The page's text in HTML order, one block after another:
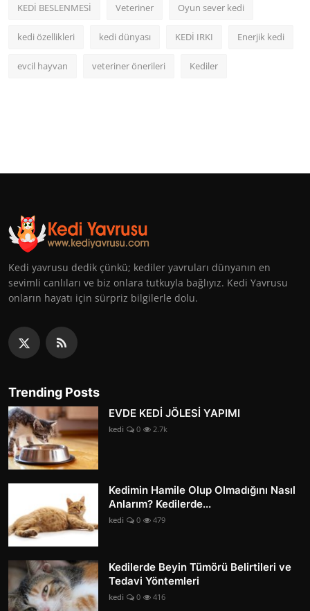
KEDİ BESLENMESİ Veteriner Oyun sever kedi
kedi özellikleri kedi dünyası KEDİ IRKI Enerjik kedi
evcil hayvan veteriner önerileri Kediler
Kedi yavrusu dedik çünkü; kediler yavruları dünyanın en
sevimli canlıları ve biz onlara tutkuyla bağlıyız. Kedi Yavrusu
onların hayatı için sürpriz bilgilerle dolu.
Trending Posts
EVDE KEDİ JÖLESİ YAPIMI
kedi 0 2.7k
Kedimin Hamile Olup Olmadığını Nasıl
Anlarım? Kedilerde...
kedi 0 479
Kedilerde Beyin Tümörü Belirtileri ve
Tedavi Yöntemleri
kedi 0 416